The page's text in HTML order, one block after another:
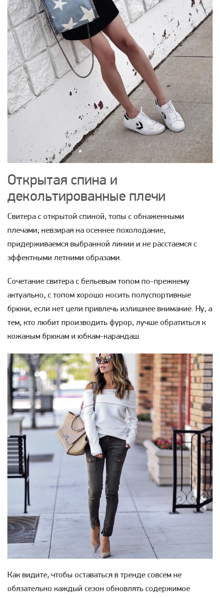
Открытая спина и
декольтированные плечи
Свитера с открытой спиной, топы с обнаженными
плечами; невзирая на осеннее похолодание,
придерживаемся выбранной линии и не расстаемся с
эффектными летними образами.
Сочетание свитера с бельевым топом по-прежнему
актуально, с топом хорошо носить полуспортивные
брюки, если нет цели привлечь излишнее внимание. Ну, а
тем, кто любит производить фурор, лучше обратиться к
кожаным брюкам и юбкам-карандаш.
Как видите, чтобы оставаться в тренде совсем не
обязательно каждый сезон обновлять содержимое